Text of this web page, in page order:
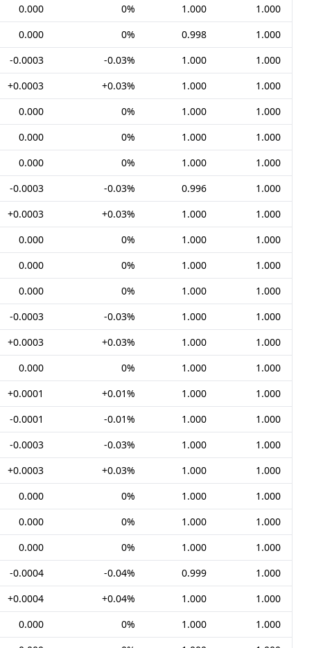
0.000
0% 1.000
1.000
0.000
0% 0.998
1.000
-0.0003
-0.03% 1.000
1.000
+0.0003
+0.03% 1.000
1.000
0.000
0% 1.000
1.000
0.000
0% 1.000
1.000
0.000
0% 1.000
1.000
-0.0003
-0.03% 0.996
1.000
+0.0003
+0.03% 1.000
1.000
0.000
0% 1.000
1.000
0.000
0% 1.000
1.000
0.000
0% 1.000
1.000
-0.0003
-0.03% 1.000
1.000
+0.0003
+0.03% 1.000
1.000
0.000
0% 1.000
1.000
+0.0001
+0.01% 1.000
1.000
-0.0001
-0.01% 1.000
1.000
-0.0003
-0.03% 1.000
1.000
+0.0003
+0.03% 1.000
1.000
0.000
0% 1.000
1.000
0.000
0% 1.000
1.000
0.000
0% 1.000
1.000
-0.0004
-0.04% 0.999
1.000
+0.0004
+0.04% 1.000
1.000
0.000
0% 1.000
1.000